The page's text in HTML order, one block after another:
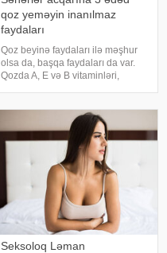
qoz yeməyin inanılmaz
faydaları
Qoz beyinə faydaları ilə məşhur
olsa da, başqa faydaları da var.
Qozda A, E və B vitaminləri,
mövcuddur. Acqarına qoz yeməyin
faydaları bunlardır:. Enerji verir:
Qozd
Seksoloq Ləman